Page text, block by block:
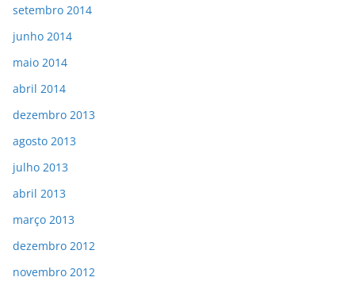
setembro 2014
junho 2014
maio 2014
abril 2014
dezembro 2013
agosto 2013
julho 2013
abril 2013
março 2013
dezembro 2012
novembro 2012